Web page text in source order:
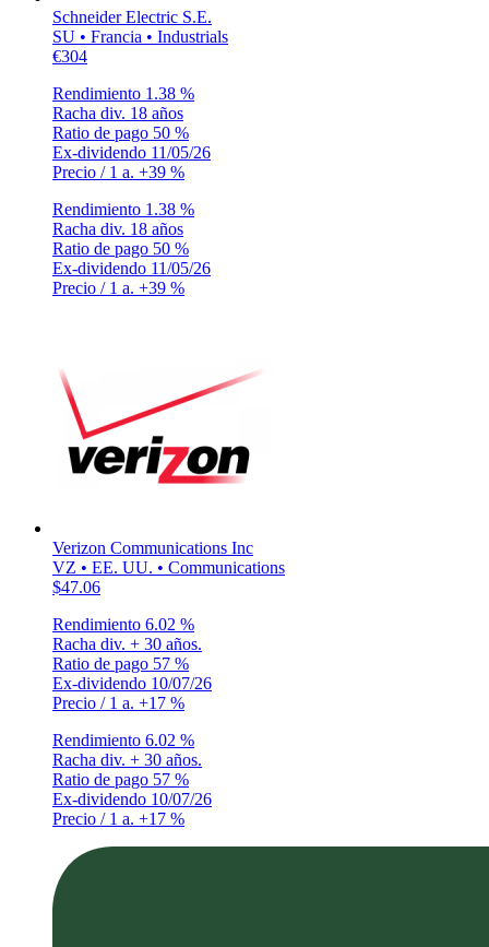
Schneider Electric S.E.
SU • Francia • Industrials
€304
Rendimiento 1.38 %
Racha div. 18 años
Ratio de pago 50 %
Ex-dividendo 11/05/26
Precio / 1 a. +39 %
Rendimiento 1.38 %
Racha div. 18 años
Ratio de pago 50 %
Ex-dividendo 11/05/26
Precio / 1 a. +39 %
Verizon Communications Inc
VZ • EE. UU. • Communications
$47.06
Rendimiento 6.02 %
Racha div. + 30 años.
Ratio de pago 57 %
Ex-dividendo 10/07/26
Precio / 1 a. +17 %
Rendimiento 6.02 %
Racha div. + 30 años.
Ratio de pago 57 %
Ex-dividendo 10/07/26
Precio / 1 a. +17 %